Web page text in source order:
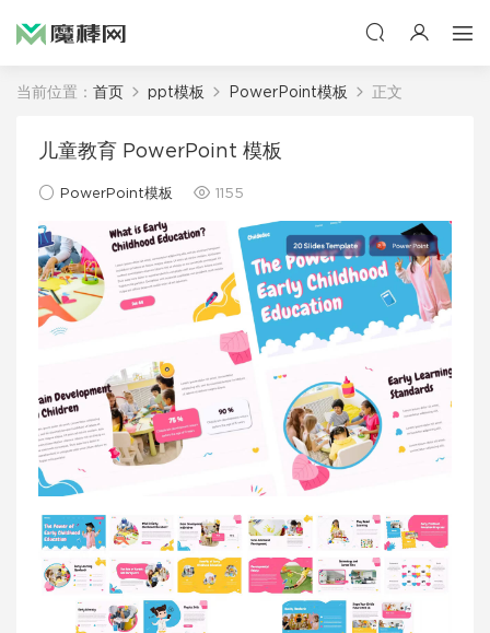
当前位置： 首页 ppt模板 PowerPoint模板 正文
儿童教育 PowerPoint 模板
PowerPoint模板 1155